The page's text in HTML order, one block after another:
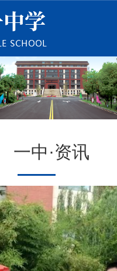
一中·资讯